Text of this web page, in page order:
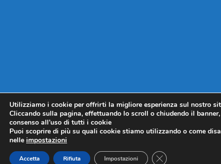
Utilizziamo i cookie per offrirti la migliore esperienza sul nostro
Cliccando sulla pagina, effettuando lo scroll o chiudendo il
consenso all’uso di tutti i cookie
Puoi scoprire di più su quali cookie stiamo utilizzando o come
nelle impostazioni
Accetta Rifiuta Impostazioni CLOSE GDPR